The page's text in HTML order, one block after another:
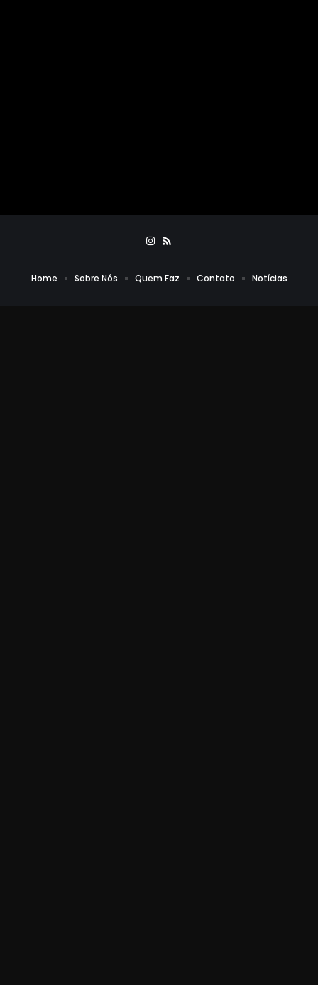
Home Sobre Nós Quem Faz Contato Notícias